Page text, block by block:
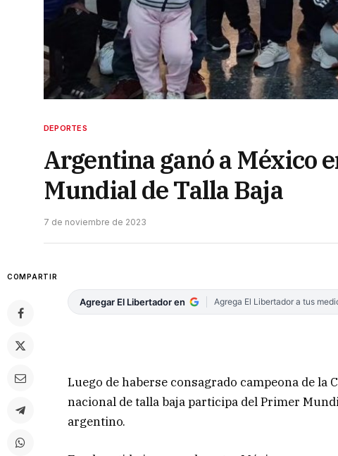
DEPORTES
Argentina ganó a México
Mundial de Talla Baja
7 de noviembre de 2023
COMPARTIR
Agregar El Libertador en Agrega El Libertador a tus
Luego de haberse consagrado campeona de la
nacional de talla baja participa del Primer
argentino.